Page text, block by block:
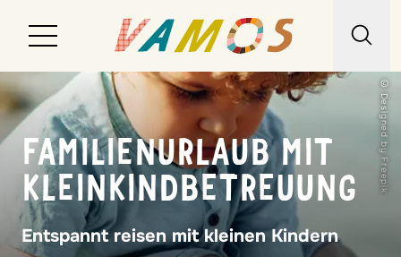
Reiseziele
Reiseart
Über uns
Wunschliste
© Designed by Freepik
FAMILIENURLAUB MIT
KLEINKINDBETREUUNG
Entspannt reisen mit kleinen Kindern